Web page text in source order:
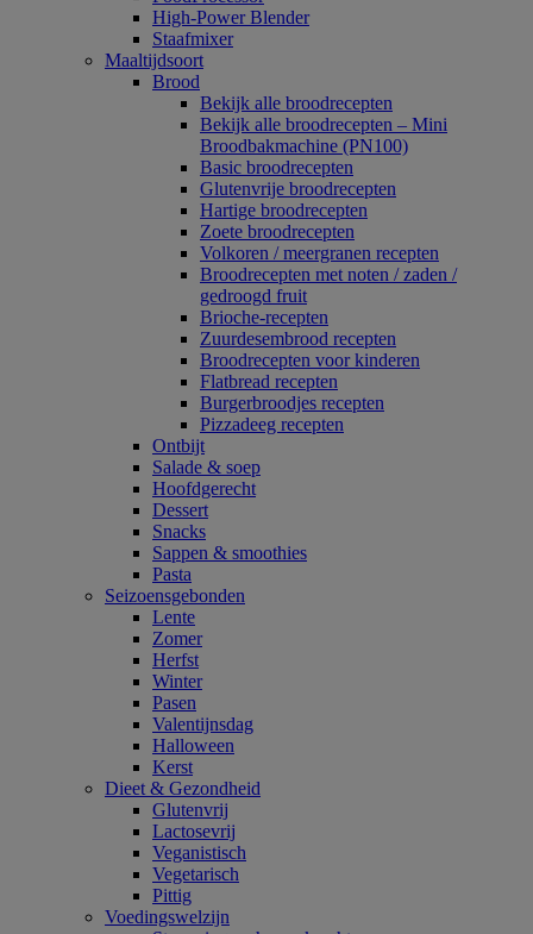
High-Power Blender
Staafmixer
Maaltijdsoort
Brood
Bekijk alle broodrecepten
Bekijk alle broodrecepten – Mini
Broodbakmachine (PN100)
Basic broodrecepten
Glutenvrije broodrecepten
Hartige broodrecepten
Zoete broodrecepten
Volkoren / meergranen recepten
Broodrecepten met noten / zaden /
gedroogd fruit
Brioche-recepten
Zuurdesembrood recepten
Broodrecepten voor kinderen
Flatbread recepten
Burgerbroodjes recepten
Pizzadeeg recepten
Ontbijt
Salade & soep
Hoofdgerecht
Dessert
Snacks
Sappen & smoothies
Pasta
Seizoensgebonden
Lente
Zomer
Herfst
Winter
Pasen
Valentijnsdag
Halloween
Kerst
Dieet & Gezondheid
Glutenvrij
Lactosevrij
Veganistisch
Vegetarisch
Pittig
Voedingswelzijn